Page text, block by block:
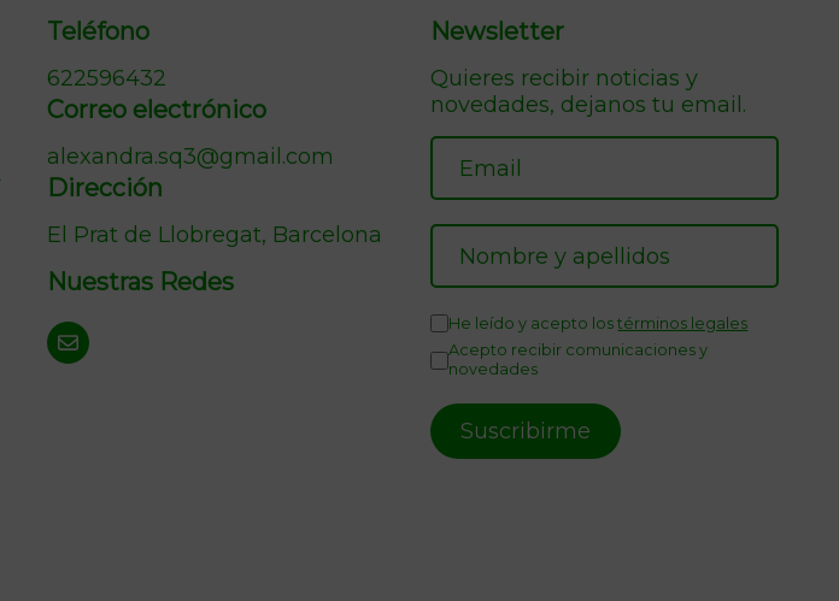
Teléfono
622596432
Correo electrónico
alexandra.sq3@gmail.com
Dirección
El Prat de Llobregat, Barcelona
Nuestras Redes
Newsletter
Quieres recibir noticias y
novedades, dejanos tu email.
He leído y acepto lostérminos legales
Acepto recibir comunicaciones y
novedades